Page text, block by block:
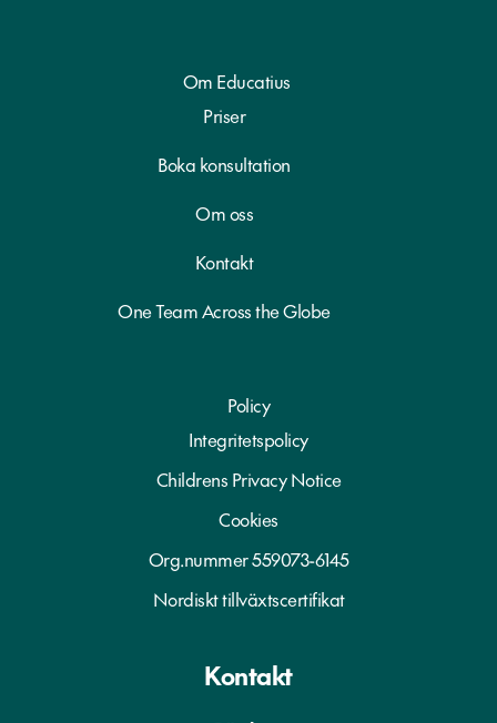
Om Educatius
Priser
Boka konsultation
Om oss
Kontakt
One Team Across the Globe
Policy
Integritetspolicy
Childrens Privacy Notice
Cookies
Org.nummer 559073-6145
Nordiskt tillväxtscertifikat
Kontakt